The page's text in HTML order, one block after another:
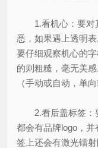
1.看机心：要对
悉，如果遇上透明
要仔细观察机心的
的则粗糙，毫无美
（手动或自动，单
2.看后盖标签：
都会有品牌logo，
签上还会有激光镭射